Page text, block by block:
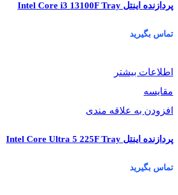
پردازنده اینتل Intel Core i3 13100F Tray
تماس بگیرید
اطلاعات بیشتر
مقایسه
افزودن به علاقه مندی
پردازنده اینتل Intel Core Ultra 5 225F Tray
تماس بگیرید